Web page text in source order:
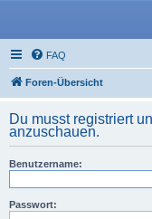
FAQ
Foren-Übersicht
Du musst registriert
anzuschauen.
Benutzername:
Passwort: